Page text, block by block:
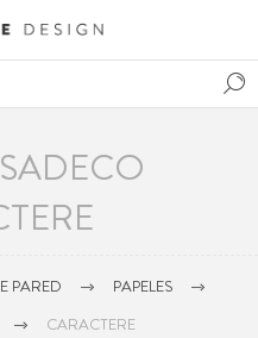
PARED
PAPELES
CARACTERE